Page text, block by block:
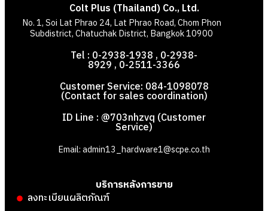
Colt Plus (Thailand) Co., Ltd.
No. 1, Soi Lat Phrao 24, Lat Phrao Road, Chom Phon
Subdistrict, Chatuchak District, Bangkok 10900
Tel : 0-2938-1938 , 0-2938-
8929 , 0-2511-3366
Customer Service: 084-1098078
(Contact for sales coordination)
ID Line : @703nhzvq (Customer
Service)
Email: admin13_hardware1@scpe.co.th
บริการหลังการขาย
ลงทะเบียนผลิตภัณฑ์